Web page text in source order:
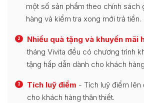
một số sản phẩm theo chính sách
hàng và kiểm tra xong mới trả tiền.
2 Nhiều quà tặng và khuyến mãi
tháng Vivita đều có chương trình
tặng hấp dẫn dành cho khách
3 Tích luỹ điểm - Tích luỹ điểm
cho khách hàng thân thiết.